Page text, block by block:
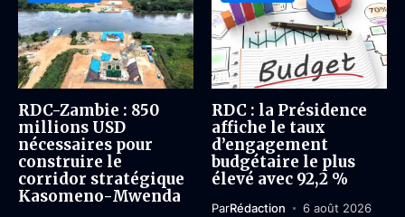
RDC-Zambie : 850
millions USD
nécessaires pour
construire le
corridor stratégique
Kasomeno-Mwenda
RDC : la Présidence
affiche le taux
d’engagement
budgétaire le plus
élevé avec 92,2 %
ParRédaction 6 août 2026